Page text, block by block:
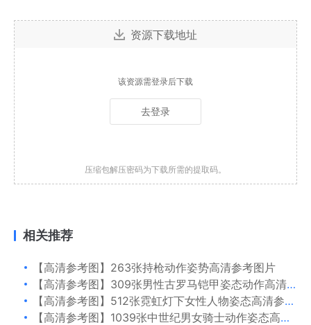
资源下载地址
该资源需登录后下载
去登录
压缩包解压密码为下载所需的提取码。
相关推荐
【高清参考图】263张持枪动作姿势高清参考图片
【高清参考图】309张男性古罗马铠甲姿态动作高清参考图片
【高清参考图】512张霓虹灯下女性人物姿态高清参考图片
【高清参考图】1039张中世纪男女骑士动作姿态高清参考图片